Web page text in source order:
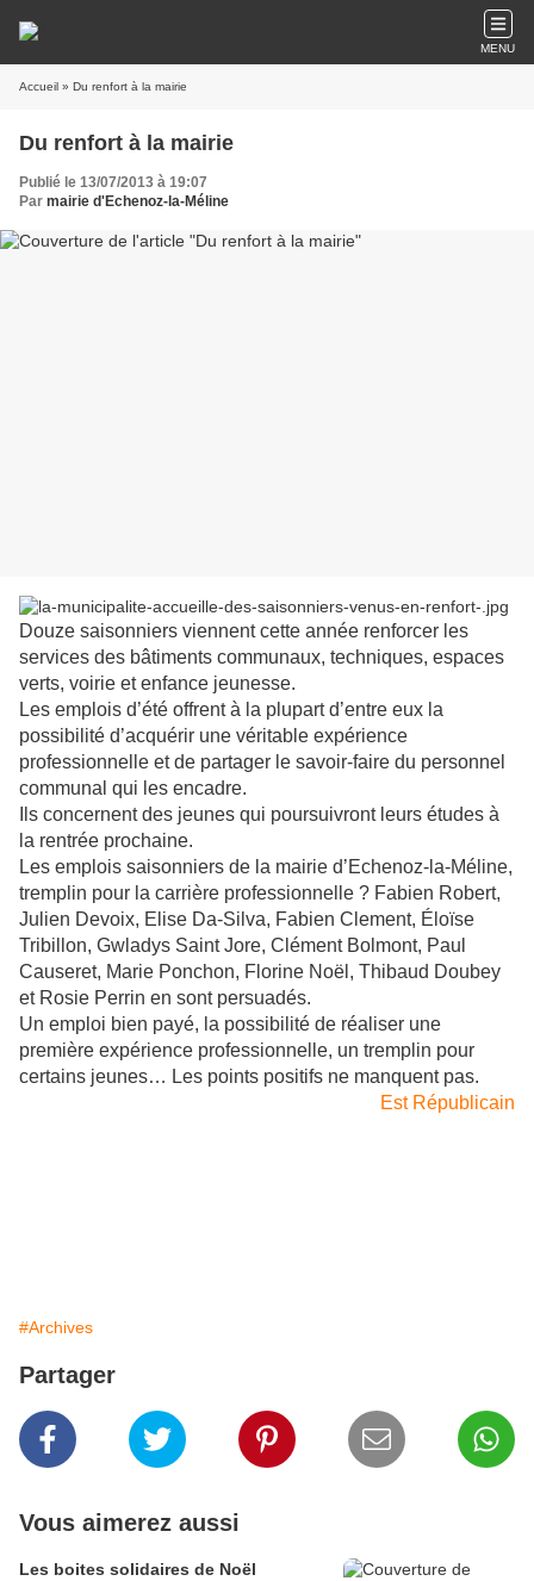
MENU
Accueil » Du renfort à la mairie
Du renfort à la mairie
Publié le 13/07/2013 à 19:07
Par mairie d'Echenoz-la-Méline
Douze saisonniers viennent cette année renforcer les
services des bâtiments communaux, techniques, espaces
verts, voirie et enfance jeunesse.
Les emplois d’été offrent à la plupart d’entre eux la
possibilité d’acquérir une véritable expérience
professionnelle et de partager le savoir-faire du personnel
communal qui les encadre.
Ils concernent des jeunes qui poursuivront leurs études à
la rentrée prochaine.
Les emplois saisonniers de la mairie d’Echenoz-la-Méline,
tremplin pour la carrière professionnelle ? Fabien Robert,
Julien Devoix, Elise Da-Silva, Fabien Clement, Éloïse
Tribillon, Gwladys Saint Jore, Clément Bolmont, Paul
Causeret, Marie Ponchon, Florine Noël, Thibaud Doubey
et Rosie Perrin en sont persuadés.
Un emploi bien payé, la possibilité de réaliser une
première expérience professionnelle, un tremplin pour
certains jeunes… Les points positifs ne manquent pas.
Est Républicain
#Archives
Partager
Vous aimerez aussi
Les boites solidaires de Noël